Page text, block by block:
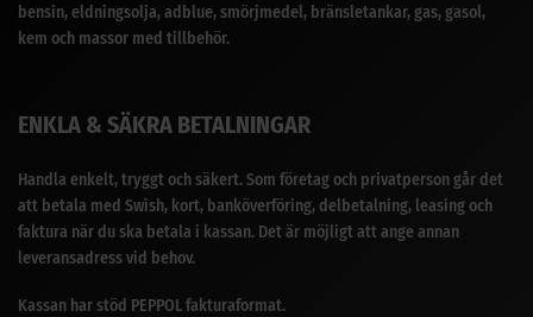
bensin, eldningsolja, adblue, smörjmedel, bränsletankar, gas, gasol,
kem och massor med tillbehör.
ENKLA & SÄKRA BETALNINGAR
Handla enkelt, tryggt och säkert. Som företag och privatperson går det
att betala med Swish, kort, banköverföring, delbetalning, leasing och
faktura när du ska betala i kassan. Det är möjligt att ange annan
leveransadress vid behov.
Kassan har stöd PEPPOL fakturaformat.